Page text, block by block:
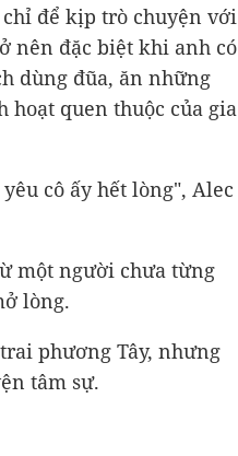
để kịp trò chuyện với
nên đặc biệt khi anh có
dùng đũa, ăn những
hoạt quen thuộc của gia
cô ấy hết lòng", Alec
một người chưa từng
lòng.
phương Tây, nhưng
tâm sự.